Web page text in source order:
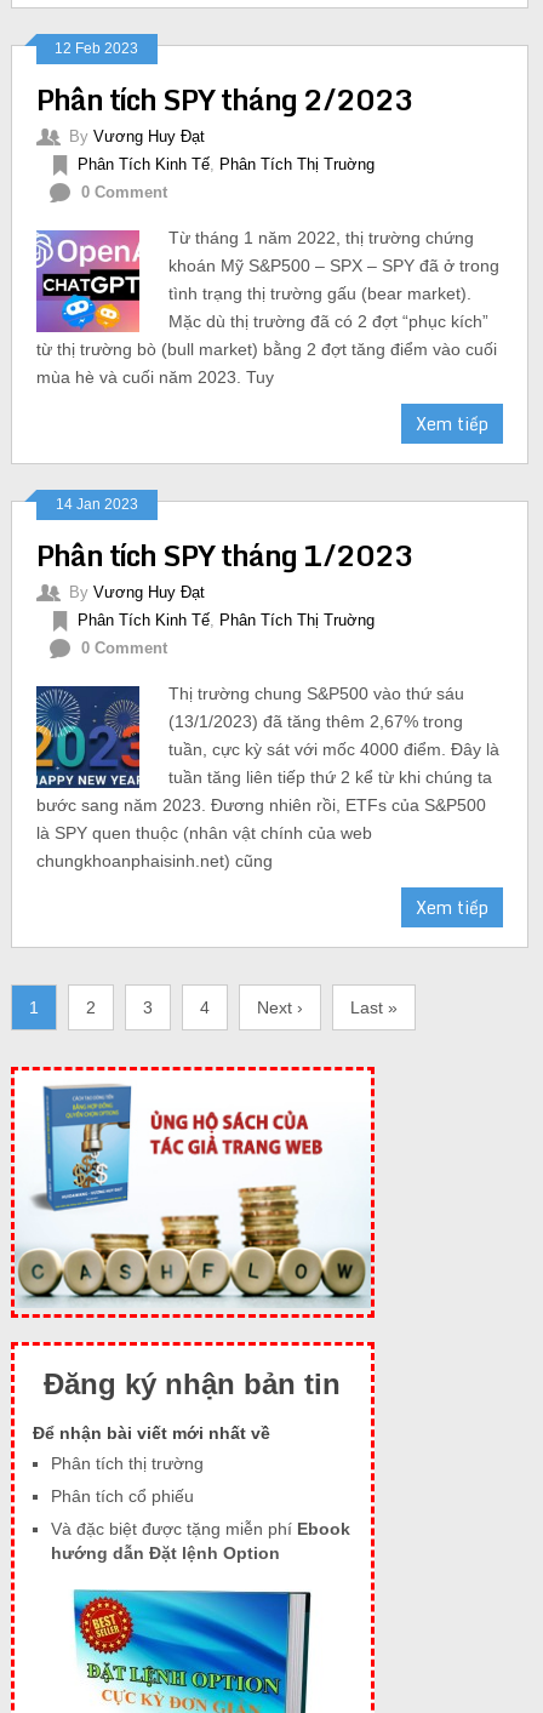
12 Feb 2023
Phân tích SPY tháng 2/2023
By Vương Huy Đạt
Phân Tích Kinh Tế, Phân Tích Thị Truờng
0 Comment
Từ tháng 1 năm 2022, thị trường chứng
khoán Mỹ S&P500 – SPX – SPY đã ở trong
tình trạng thị trường gấu (bear market).
Mặc dù thị trường đã có 2 đợt “phục kích”
từ thị trường bò (bull market) bằng 2 đợt tăng điểm vào cuối
mùa hè và cuối năm 2023. Tuy
Xem tiếp
14 Jan 2023
Phân tích SPY tháng 1/2023
By Vương Huy Đạt
Phân Tích Kinh Tế, Phân Tích Thị Truờng
0 Comment
Thị trường chung S&P500 vào thứ sáu
(13/1/2023) đã tăng thêm 2,67% trong
tuần, cực kỳ sát với mốc 4000 điểm. Đây là
tuần tăng liên tiếp thứ 2 kể từ khi chúng ta
bước sang năm 2023. Đương nhiên rồi, ETFs của S&P500
là SPY quen thuộc (nhân vật chính của web
chungkhoanphaisinh.net) cũng
Xem tiếp
1 2 3 4 Next › Last »
Đăng ký nhận bản tin
Để nhận bài viết mới nhất về
Phân tích thị trường
Phân tích cổ phiếu
Và đặc biệt được tặng miễn phí Ebook
hướng dẫn Đặt lệnh Option